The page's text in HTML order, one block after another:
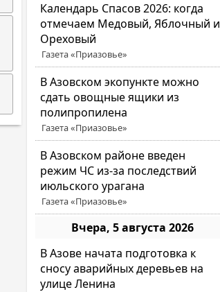
Календарь Спасов 2026: когда
отмечаем Медовый, Яблочный и
Ореховый
Газета «Приазовье»
В Азовском экопункте можно
сдать овощные ящики из
полипропилена
Газета «Приазовье»
В Азовском районе введен
режим ЧС из-за последствий
июльского урагана
Газета «Приазовье»
Вчера, 5 августа 2026
В Азове начата подготовка к
сносу аварийных деревьев на
улице Ленина